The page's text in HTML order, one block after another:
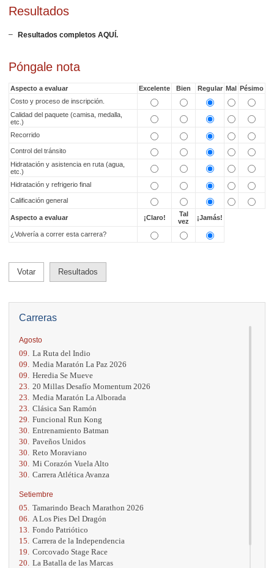
Carreras
Agosto
09. La Ruta del Indio
09. Media Maratón La Paz 2026
09. Heredia Se Mueve
23. 20 Millas Desafío Momentum 2026
23. Media Maratón La Alborada
23. Clásica San Ramón
29. Funcional Run Kong
30. Entrenamiento Batman
30. Paveños Unidos
30. Reto Moraviano
30. Mi Corazón Vuela Alto
30. Carrera Atlética Avanza
Setiembre
05. Tamarindo Beach Marathon 2026
06.
A Los Pies Del Dragón
13. Fondo Patriótico
15. Carrera de la Independencia
19. Corcovado Stage Race
20. La Batalla de las Marcas
Resultados
Resultados completos AQUÍ.
Póngale nota
Aspecto a evaluar Excelente Bien Regular Mal Pésimo
Costo y proceso de inscripción.
Calidad del paquete (camisa, medalla,
etc.)
Recorrido
Control del tránsito
Hidratación y asistencia en ruta (agua,
etc.)
Hidratación y refrigerio final
Calificación general
Aspecto a evaluar ¡Claro!
Tal
vez
¡Jamás!
¿Volvería a correr esta carrera?
Votar Resultados